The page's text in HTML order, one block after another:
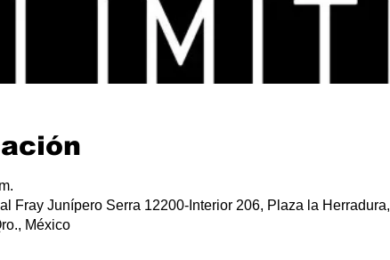
Fray Junípero Serra 12200-Interior 206, Plaza la Herradura,
México